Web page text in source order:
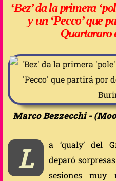
‘Bez’ da la primera
y un ‘Pecco’ que
Quartararo
Marco Bezzecchi -
L
a ‘qualy’ del
deparó
sesiones muy